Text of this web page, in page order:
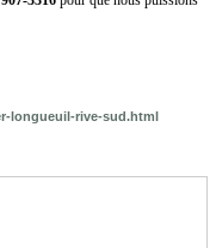
longueuil-rive-sud.html